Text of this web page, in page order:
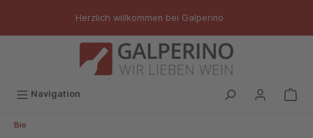
Herzlich willkommen bei Galperino
Navigation
Bio